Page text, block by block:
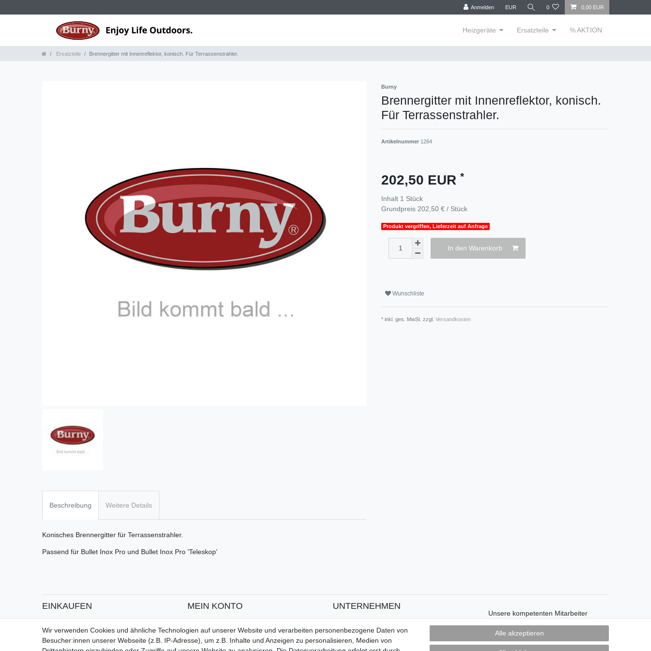
Anmelden EUR 0 0,00 EUR
Heizgeräte Ersatzteile % AKTION
Ersatzteile Brennergitter mit Innenreflektor, konisch. Für Terrassenstrahler.
Burny
Brennergitter mit Innenreflektor, konisch.
Für Terrassenstrahler.
Artikelnummer 1264
202,50 EUR *
Inhalt 1 Stück
Grundpreis 202,50 € / Stück
Produkt vergriffen, Lieferzeit auf Anfrage
In den Warenkorb
Wunschliste
* inkl. ges. MwSt. zzgl. Versandkosten
Beschreibung Weitere Details
Konisches Brennergitter für Terrassenstrahler.
Passend für Bullet Inox Pro und Bullet Inox Pro 'Teleskop'
EINKAUFEN
Zahlungsarten
Versandarten & -kosten
Widerrufsrecht
MEIN KONTO
Registrieren
Login
UNTERNEHMEN
Kontakt
Datenschutzerklärung
AGB
Unsere kompetenten Mitarbeiter
Telefon 069 - 4080276-0
Wir verwenden Cookies und ähnliche Technologien auf unserer Website und verarbeiten personenbezogene Daten von
Besucher:innen unserer Webseite (z.B. IP-Adresse), um z.B. Inhalte und Anzeigen zu personalisieren, Medien von
Alle akzeptieren